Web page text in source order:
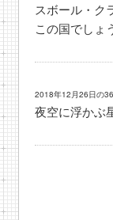
スボール・ク
この国でしょ
2018年12月26日の
夜空に浮かぶ